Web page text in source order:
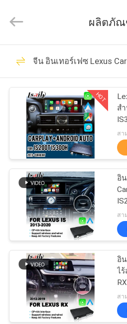
บ้าน
สินค้า
วิดีโอ
เกี่ยว
ทัวร์
โรงงาน
ควบคุม
Automobile
Electron
Rights
กล่องนำทา
กล่องนำทาง
กล่องนำทาง
ผลิตภั
จีน อินเทอร์เฟซ Lexus
HOT
สํ
สา
อิ
ก
สา
อิ
ไ
สา